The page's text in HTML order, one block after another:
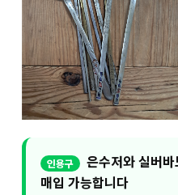
은수저와 실버
매입 가능합니다